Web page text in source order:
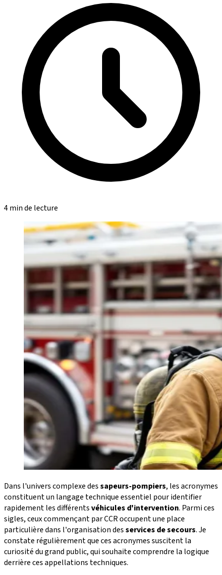
4 min de lecture
Dans l'univers complexe dessapeurs-pompiers, les acronymes
constituent un langage technique essentiel pour identifier
rapidement les différentsvéhicules d'intervention. Parmi ces
sigles, ceux commençant par CCR occupent une place
particulière dans l'organisation desservices de secours. Je
constate régulièrement que ces acronymes suscitent la
curiosité du grand public, qui souhaite comprendre la logique
derrière ces appellations techniques.